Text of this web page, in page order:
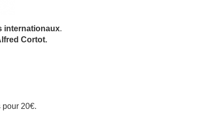
internationaux.
Cortot.
pour 20€.